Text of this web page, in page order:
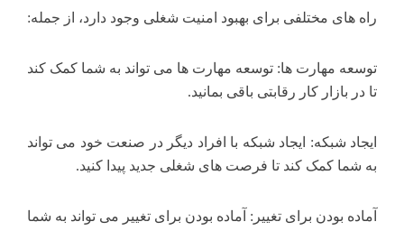
راه های مختلفی برای بهبود امنیت شغلی وجود دارد، از جمله:
توسعه مهارت ها: توسعه مهارت ها می تواند به شما کمک کند
تا در بازار کار رقابتی باقی بمانید.
ایجاد شبکه: ایجاد شبکه با افراد دیگر در صنعت خود می تواند
به شما کمک کند تا فرصت های شغلی جدید پیدا کنید.
آماده بودن برای تغییر: آماده بودن برای تغییر می تواند به شما